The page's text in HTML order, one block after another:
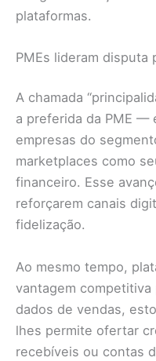
plataformas.
PMEs lideram disputa
A chamada
a preferida da PME —
empresas do
marketplaces como
financeiro. Esse
reforçarem canais
fidelização.
Ao mesmo tempo,
vantagem
dados de vendas,
lhes permite ofertar
recebíveis ou contas